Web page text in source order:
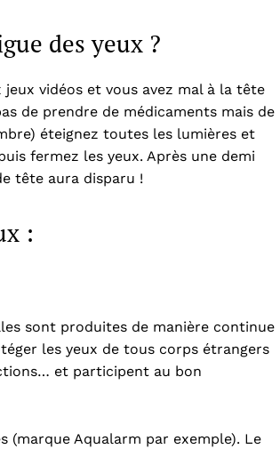
des yeux ?
vidéos et vous avez mal à la tête
de prendre de médicaments mais de
éteignez toutes les lumières et
fermez les yeux. Après une demi
tête aura disparu !
:
sont produites de manière continue
les yeux de tous corps étrangers
et participent au bon
(marque Aqualarm par exemple). Le